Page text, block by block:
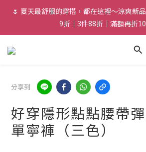
🌷 夏天最舒服的穿搭，都在這裡～涼爽新
9折｜3件88折｜滿額再折
分享到
好穿隱形點點腰帶
單寧褲（三色）